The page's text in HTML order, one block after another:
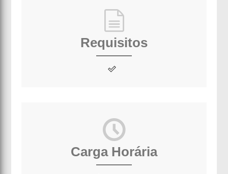
Requisitos
Carga Horária